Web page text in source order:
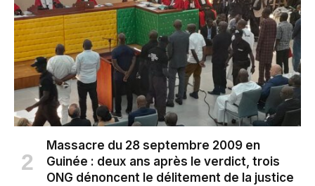
Massacre du 28 septembre 2009 en
Guinée : deux ans après le verdict, trois
ONG dénoncent le délitement de la justice